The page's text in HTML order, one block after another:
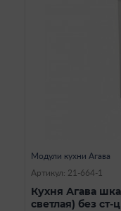
Модули кухни Агава
Артикул: 21-664-1
Кухня Агава
светлая) без ст-